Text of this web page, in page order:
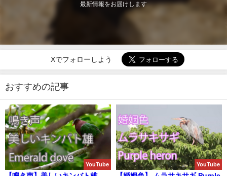
最新情報をお届けします
Xでフォローしよう
おすすめの記事
YouTube YouTube